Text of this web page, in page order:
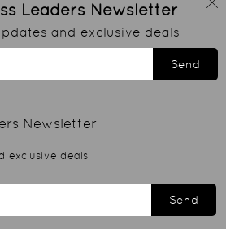
Leaders Newsletter
and exclusive deals
Send
Newsletter
exclusive deals
Send